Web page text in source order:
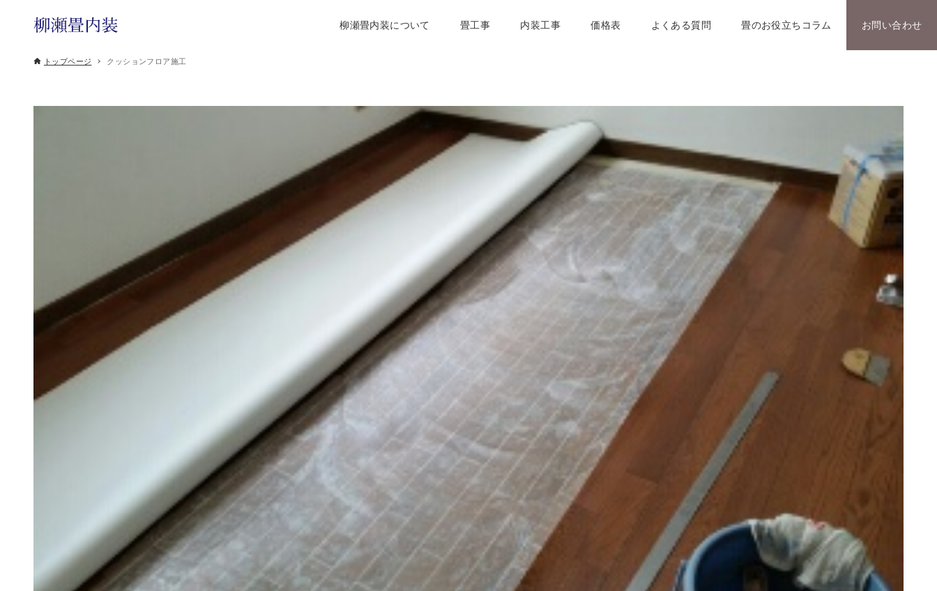
柳瀬畳内装について 畳工事 内装工事 価格表 よくある質問 畳のお役立ちコラム お問い合わせ
トップページ クッションフロア施工